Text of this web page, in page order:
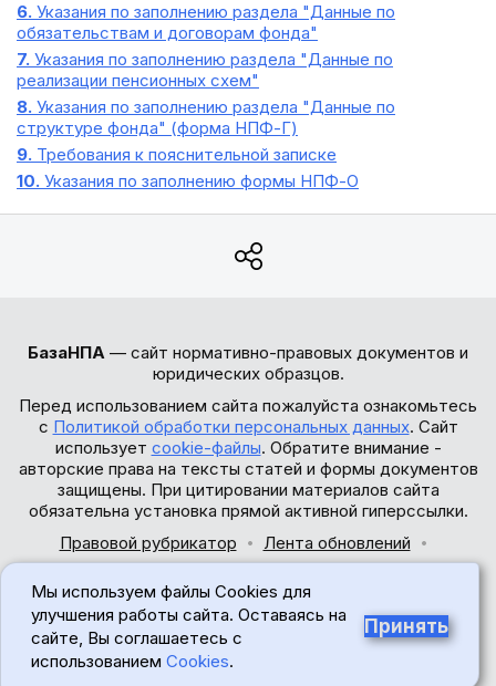
6. Указания по заполнению раздела "Данные по
обязательствам и договорам фонда"
7. Указания по заполнению раздела "Данные по
реализации пенсионных схем"
8. Указания по заполнению раздела "Данные по
структуре фонда" (форма НПФ-Г)
9. Требования к пояснительной записке
10. Указания по заполнению формы НПФ-О
БазаНПА — сайт нормативно-правовых документов и
юридических образцов.
Перед использованием сайта пожалуйста ознакомьтесь
с Политикой обработки персональных данных. Сайт
использует cookie-файлы. Обратите внимание -
авторские права на тексты статей и формы документов
защищены. При цитировании материалов сайта
обязательна установка прямой активной гиперссылки.
Правовой рубрикатор
Лента обновлений
© 2017-2026
18+
Мы используем файлы Cookies для
улучшения работы сайта. Оставаясь на
сайте, Вы соглашаетесь с
использованием Cookies.
Принять